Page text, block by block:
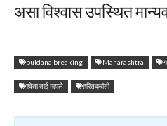
असा विश्वास उपस्थित
buldana breaking Maharashtra
श्वेता ताई महाले हरितक्रांती